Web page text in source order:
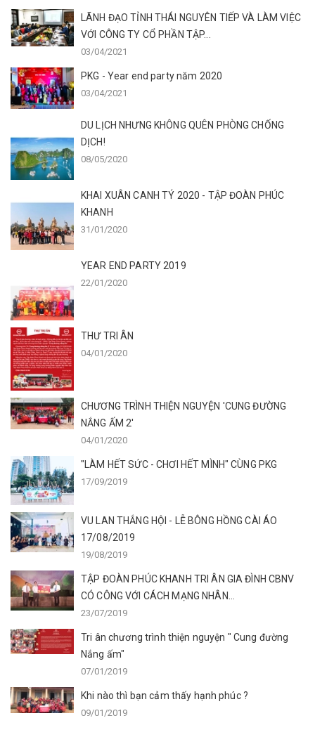
LÃNH ĐẠO TỈNH THÁI NGUYÊN TIẾP VÀ LÀM VIỆC
VỚI CÔNG TY CỔ PHẦN TẬP...
03/04/2021
PKG - Year end party năm 2020
03/04/2021
DU LỊCH NHƯNG KHÔNG QUÊN PHÒNG CHỐNG
DỊCH!
08/05/2020
KHAI XUÂN CANH TÝ 2020 - TẬP ĐOÀN PHÚC
KHANH
31/01/2020
YEAR END PARTY 2019
22/01/2020
THƯ TRI ÂN
04/01/2020
CHƯƠNG TRÌNH THIỆN NGUYỆN 'CUNG ĐƯỜNG
NẮNG ẤM 2'
04/01/2020
"LÀM HẾT SỨC - CHƠI HẾT MÌNH" CÙNG PKG
17/09/2019
VU LAN THẮNG HỘI - LỄ BÔNG HỒNG CÀI ÁO
17/08/2019
19/08/2019
TẬP ĐOÀN PHÚC KHANH TRI ÂN GIA ĐÌNH CBNV
CÓ CÔNG VỚI CÁCH MẠNG NHÂN...
23/07/2019
Tri ân chương trình thiện nguyện " Cung đường
Nắng ấm"
07/01/2019
Khi nào thì bạn cảm thấy hạnh phúc ?
09/01/2019